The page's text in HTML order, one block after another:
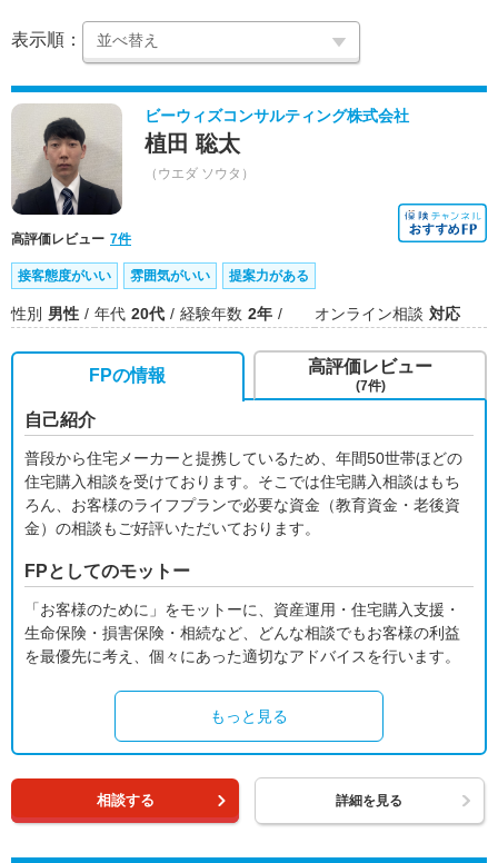
表示順：
ビーウィズコンサルティング株式会社
植田 聡太
（ウエダ ソウタ）
高評価レビュー 7件
接客態度がいい 雰囲気がいい 提案力がある
性別 男性 年代 20代 経験年数 2年 オンライン相談 対応
FPの情報
自己紹介
普段から住宅メーカーと提携しているため、年間50世帯ほどの
住宅購入相談を受けております。そこでは住宅購入相談はもち
ろん、お客様のライフプランで必要な資金（教育資金・老後資
金）の相談もご好評いただいております。
FPとしてのモットー
「お客様のために」をモットーに、資産運用・住宅購入支援・
生命保険・損害保険・相続など、どんな相談でもお客様の利益
を最優先に考え、個々にあった適切なアドバイスを行います。
もっと見る
高評価レビュー
(7件)
相談する 詳細を見る